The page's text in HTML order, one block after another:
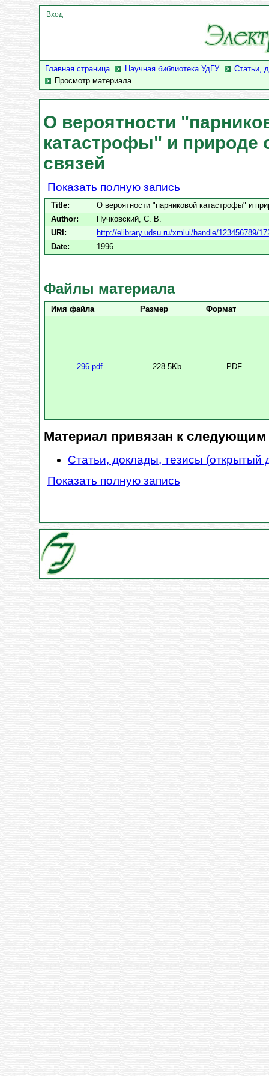
Главная страница Научная библиотека УдГУ
Статьи,
Просмотр материала
Вход
О вероятности
катастрофы" и природе
связей
Показать полную запись
Title:
О вероятности "парниковой катастрофы" и
Author:
Пучковский, С. В.
URI:
http://elibrary.udsu.ru/xmlui/handle/123456789/
Date:
1996
Файлы материала
Имя файла Размер Формат
296.pdf 228.5Kb PDF
Материал привязан к следующим
Статьи, доклады, тезисы (открытый
Показать полную запись